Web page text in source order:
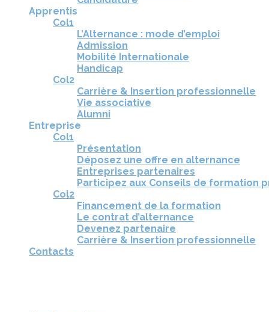
Apprentis
Col1
L’Alternance : mode d’emploi
Admission
Mobilité Internationale
Handicap
Col2
Carrière & Insertion professionnelle
Vie associative
Alumni
Entreprise
Col1
Présentation
Déposez une offre en alternance
Entreprises partenaires
Participez aux Conseils de formation
Col2
Financement de la formation
Le contrat d’alternance
Devenez partenaire
Carrière & Insertion professionnelle
Contacts